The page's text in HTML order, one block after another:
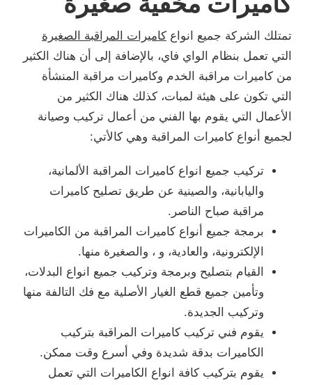
تمتلك الشركة جميع انواع كاميرات المراقبة الصغيرة
التي تعمل بنظام الواي فاي، بالإضافة إلى أن هناك الكثير
من كاميرات مراقبة الخدم وكاميرات مراقبة المنشأة
التي تكون على هيئة لمبات، كذلك هناك الكثير من
الأعمال التي يقوم بها الفني من أعمال تركيب وصيانة
لجميع أنواع كاميرات المراقبة وهي كالأتي:
تركيب جميع انواع كاميرات المراقبة الألمانية،
واليابانية، والصينية عن طريق تصليح كاميرات
مراقبة صباح الناصر.
برمجة جميع أنواع كاميرات المراقبة من الكاميرات
الإلكترونية، والعادية، و ، والصغيرة منها.
القيام بتصليح وبرمجة وتركيب جميع انواع البدلات،
وتأمين جميع قطع الغيار الأصلية مع فك التالفة منها
وتركيب الجديدة.
يقوم فني تركيب كاميرات المراقبة بتركيب
الكاميرات بدقة شديدة وفي أسرع وقت ممكن.
يقوم بتركيب كافة انواع الكاميرات التي تعمل